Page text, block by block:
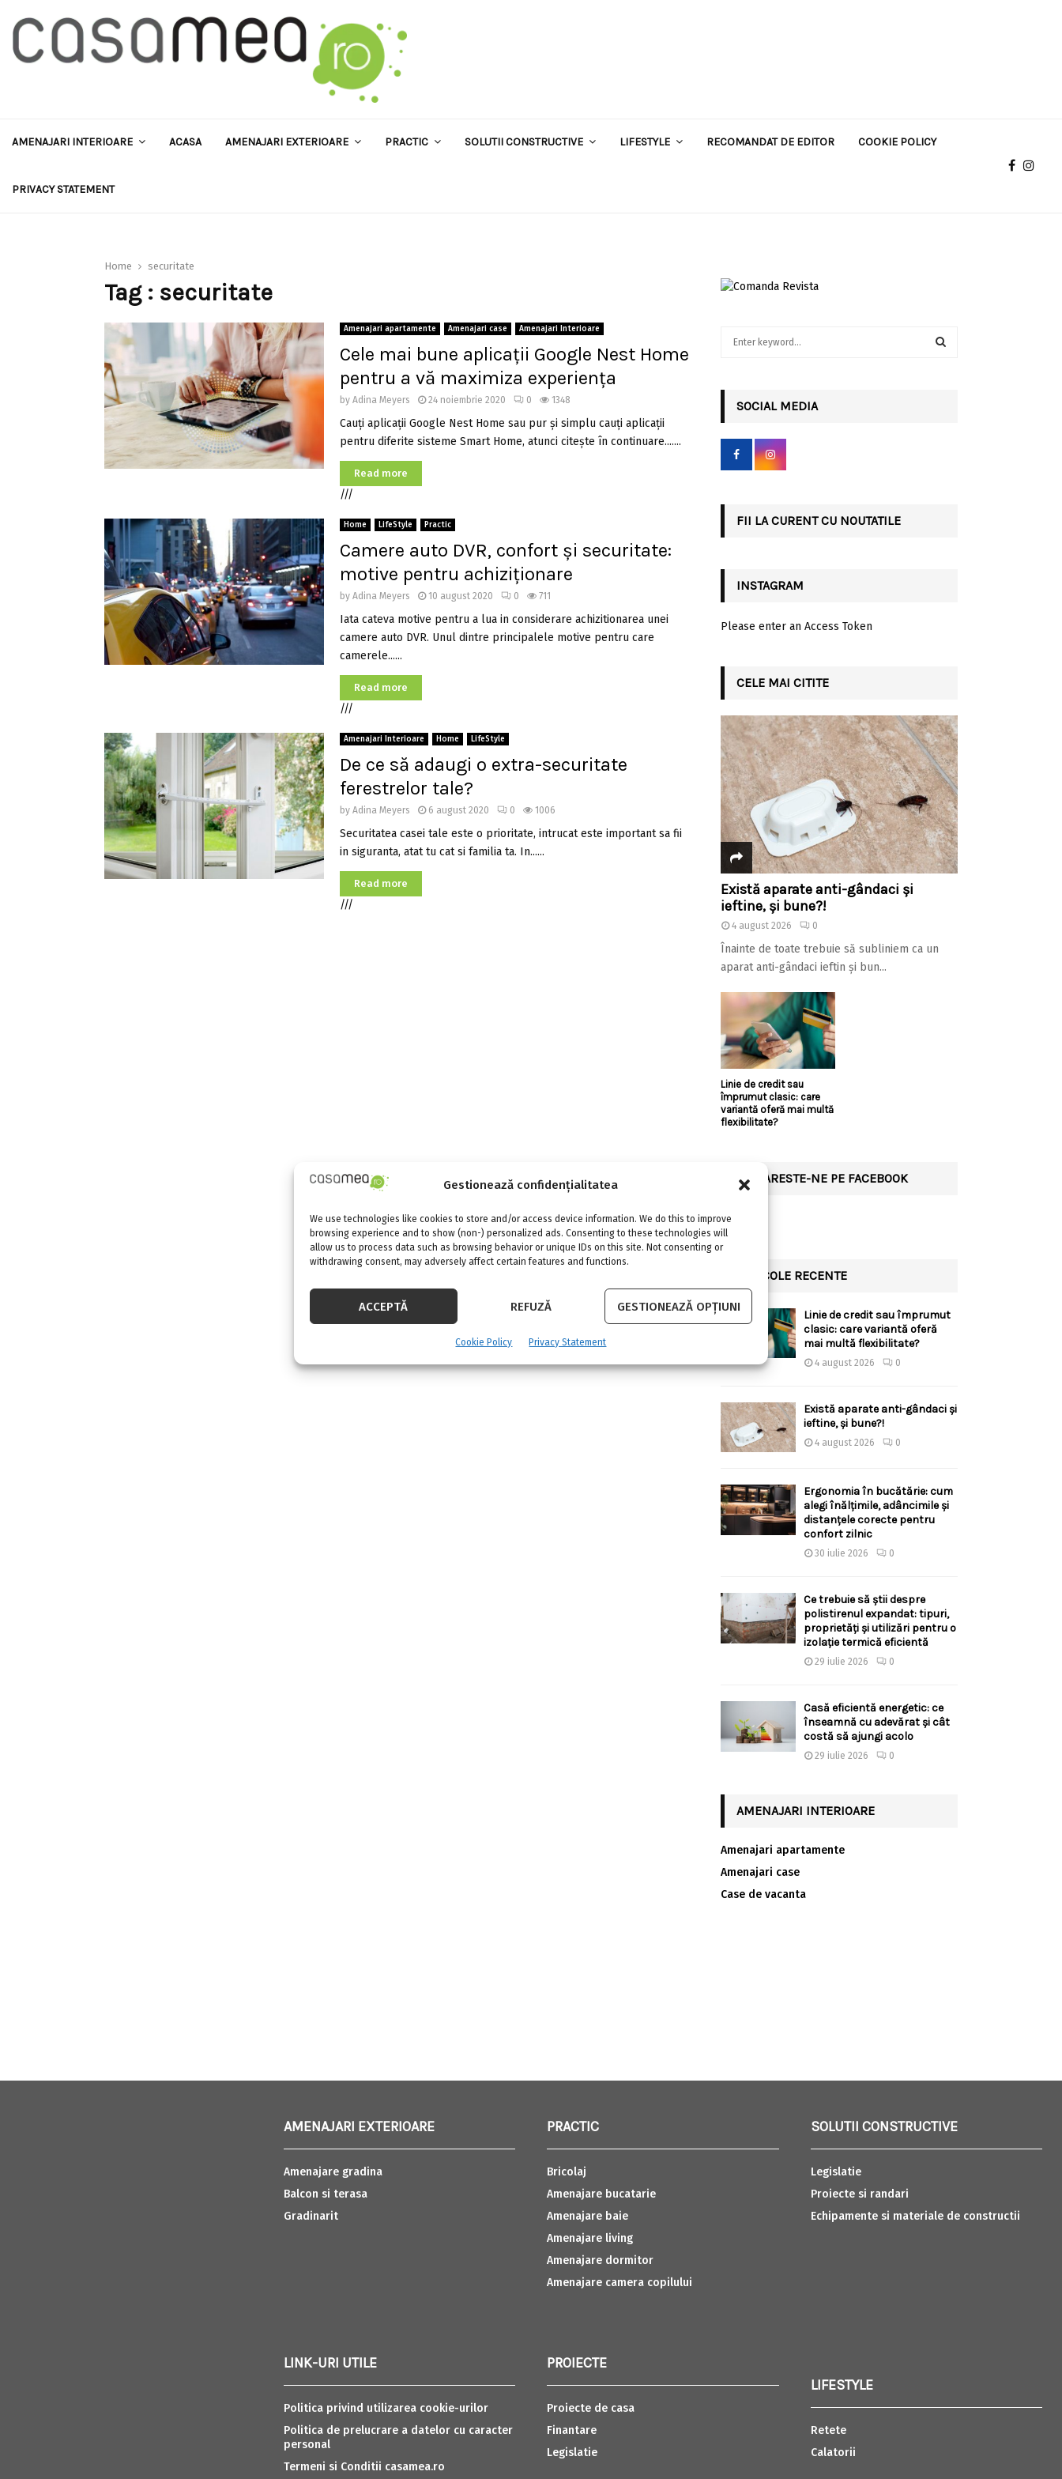
Gestionează confidențialitatea
We use technologies like cookies to store and/or access device information. We do this to improve
browsing experience and to show (non-) personalized ads. Consenting to these technologies will
allow us to process data such as browsing behavior or unique IDs on this site. Not consenting or
withdrawing consent, may adversely affect certain features and functions.
ACCEPTĂ REFUZĂ GESTIONEAZĂ OPȚIUNI
Cookie Policy Privacy Statement
AMENAJARI INTERIOARE ACASA AMENAJARI EXTERIOARE PRACTIC SOLUTII CONSTRUCTIVE LIFESTYLE RECOMANDAT DE EDITOR COOKIE POLICY
PRIVACY STATEMENT
Home securitate
Tag : securitate
Amenajari apartamente Amenajari case Amenajari Interioare
Cele mai bune aplicații Google Nest Home
pentru a vă maximiza experiența
by Adina Meyers 24 noiembrie 2020 0 1348
Cauți aplicații Google Nest Home sau pur și simplu cauți aplicații
pentru diferite sisteme Smart Home, atunci citește în continuare.......
Read more
///
Home LifeStyle Practic
Camere auto DVR, confort și securitate:
motive pentru achiziționare
by Adina Meyers 10 august 2020 0 711
Iata cateva motive pentru a lua in considerare achizitionarea unei
camere auto DVR. Unul dintre principalele motive pentru care
camerele......
Read more
///
Amenajari Interioare Home LifeStyle
De ce să adaugi o extra-securitate
ferestrelor tale?
by Adina Meyers 6 august 2020 0 1006
Securitatea casei tale este o prioritate, intrucat este important sa fii
in siguranta, atat tu cat si familia ta. In......
Read more
///
r
SOCIAL MEDIA
FII LA CURENT CU NOUTATILE
INSTAGRAM
Please enter an Access Token
CELE MAI CITITE
Există aparate anti-gândaci și
ieftine, și bune?!
4 august 2026 0
Înainte de toate trebuie să subliniem ca un
aparat anti-gândaci ieftin și bun...
Linie de credit sau
împrumut clasic: care
variantă oferă mai multă
flexibilitate?
URMARESTE-NE PE FACEBOOK
ARTICOLE RECENTE
Linie de credit sau împrumut
clasic: care variantă oferă
mai multă flexibilitate?
4 august 2026 0
Există aparate anti-gândaci și
ieftine, și bune?!
4 august 2026 0
Ergonomia în bucătărie: cum
alegi înălțimile, adâncimile și
distanțele corecte pentru
confort zilnic
30 iulie 2026 0
Ce trebuie să știi despre
polistirenul expandat: tipuri,
proprietăți și utilizări pentru o
izolație termică eficientă
29 iulie 2026 0
Casă eficientă energetic: ce
înseamnă cu adevărat și cât
costă să ajungi acolo
29 iulie 2026 0
AMENAJARI INTERIOARE
Amenajari apartamente
Amenajari case
Case de vacanta
AMENAJARI EXTERIOARE
Amenajare gradina
Balcon si terasa
Gradinarit
LINK-URI UTILE
Politica privind utilizarea cookie-urilor
Politica de prelucrare a datelor cu caracter
personal
Termeni si Conditii casamea.ro
PRACTIC
Bricolaj
Amenajare bucatarie
Amenajare baie
Amenajare living
Amenajare dormitor
Amenajare camera copilului
PROIECTE
Proiecte de casa
Finantare
Legislatie
SOLUTII CONSTRUCTIVE
Legislatie
Proiecte si randari
Echipamente si materiale de constructii
LIFESTYLE
Retete
Calatorii